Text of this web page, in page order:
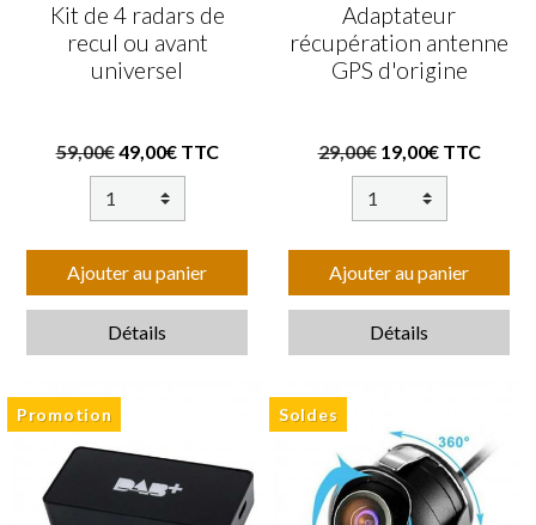
Kit de 4 radars de
recul ou avant
universel
59,00€49,00€ TTC
Ajouter au panier
Détails
Adaptateur
récupération antenne
GPS d'origine
29,00€ 19,00€ TTC
Ajouter au panier
Détails
Promotion Soldes